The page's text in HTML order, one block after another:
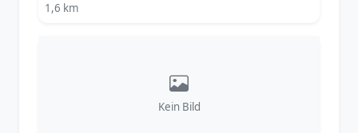
1,6 km
Kein Bild